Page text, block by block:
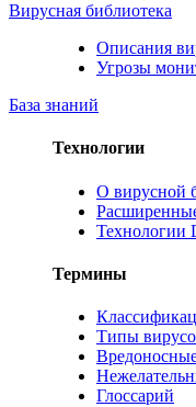
Вирусная библиотека
Описания
Угрозы
База знаний
Технологии
О вирусной
Технологии
Термины
Типы
Глоссарий